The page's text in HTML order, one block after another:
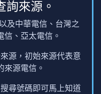
詢來源。
及中華電信、台灣之
信、亞太電信。
源，初始來源代表意
來源電信。
尋號碼即可馬上知道